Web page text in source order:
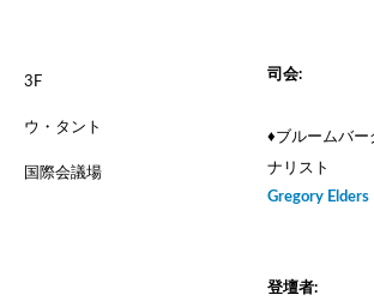
3F
ウ・タント
国際会議場
司会:
♦ブルームバー
ナリスト
Gregory Elders
登壇者: